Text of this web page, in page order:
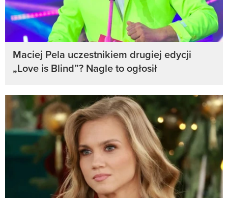
Maciej Pela uczestnikiem drugiej edycji
„Love is Blind”? Nagle to ogłosił